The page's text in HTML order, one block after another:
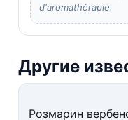
d'aromathérapie.
Другие
Розмарин